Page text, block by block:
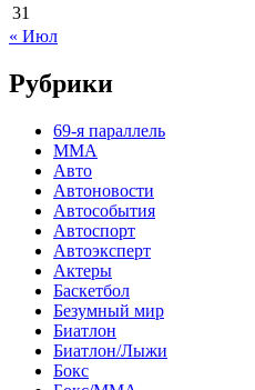
31
« Июл
Рубрики
69-я параллель
MMA
Авто
Автоновости
Автособытия
Автоспорт
Автоэксперт
Актеры
Баскетбол
Безумный мир
Биатлон
Биатлон/Лыжи
Бокс